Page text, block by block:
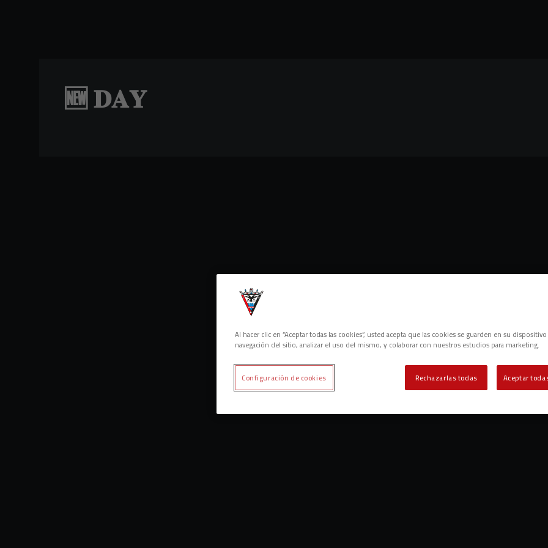
🆕 𝐃𝐀𝐘
Al hacer clic en “Aceptar todas las cookies”, usted acepta que las cookies se guarden en su
navegación del sitio, analizar el uso del mismo, y colaborar con nuestros estudios para marketing.
Rechazarlas todas Aceptar
Configuración de cookies